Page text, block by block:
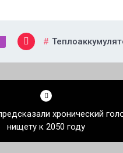
хронический
нищету к 2050 году